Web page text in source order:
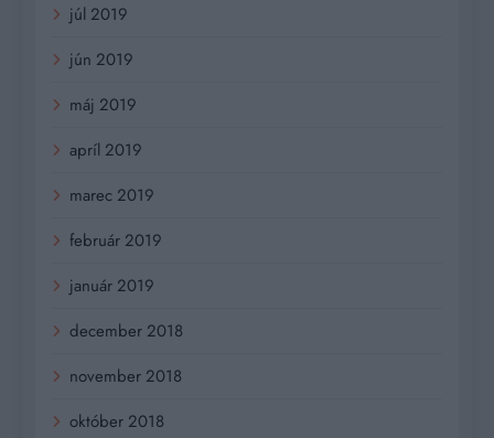
júl 2019
jún 2019
máj 2019
apríl 2019
marec 2019
február 2019
január 2019
december 2018
november 2018
október 2018